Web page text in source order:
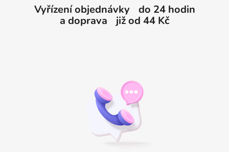
Vyřízení objednávky do 24 hodin
a doprava již od 44 Kč